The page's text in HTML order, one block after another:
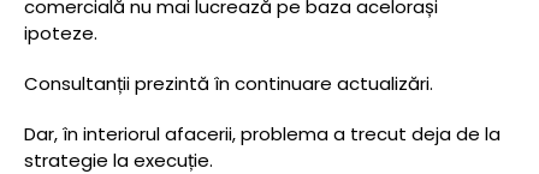
comercială nu mai lucrează pe baza acelorași
ipoteze.
Consultanții prezintă în continuare actualizări.
Dar, în interiorul afacerii, problema a trecut deja de la
strategie la execuție.